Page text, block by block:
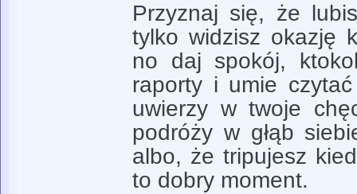
Przyznaj się, że
tylko widzisz okazję
no daj spokój,
raporty i umie
uwierzy w twoje
podróży w głąb
albo, że tripujesz
to dobry moment.